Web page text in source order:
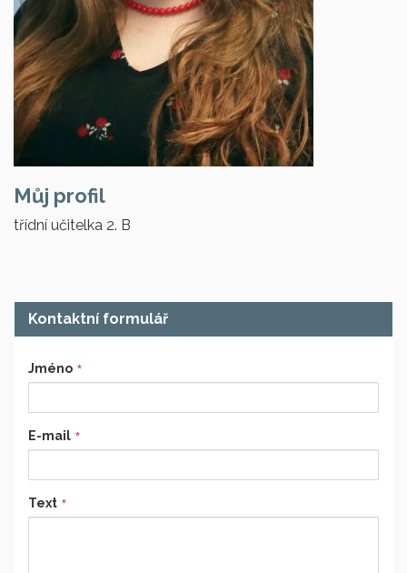
Můj profil
třídní učitelka 2. B
Kontaktní formulář
Jméno
E-mail
Text